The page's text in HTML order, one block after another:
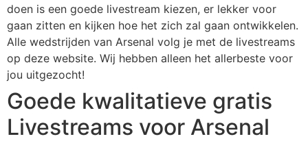
doen is een goede livestream kiezen, er lekker voor
gaan zitten en kijken hoe het zich zal gaan ontwikkelen.
Alle wedstrijden van Arsenal volg je met de livestreams
op deze website. Wij hebben alleen het allerbeste voor
jou uitgezocht!
Goede kwalitatieve gratis
Livestreams voor Arsenal